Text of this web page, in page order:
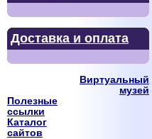
Доставка и оплата
Виртуальный
музей
Полезные
ссылки
Каталог
сайтов